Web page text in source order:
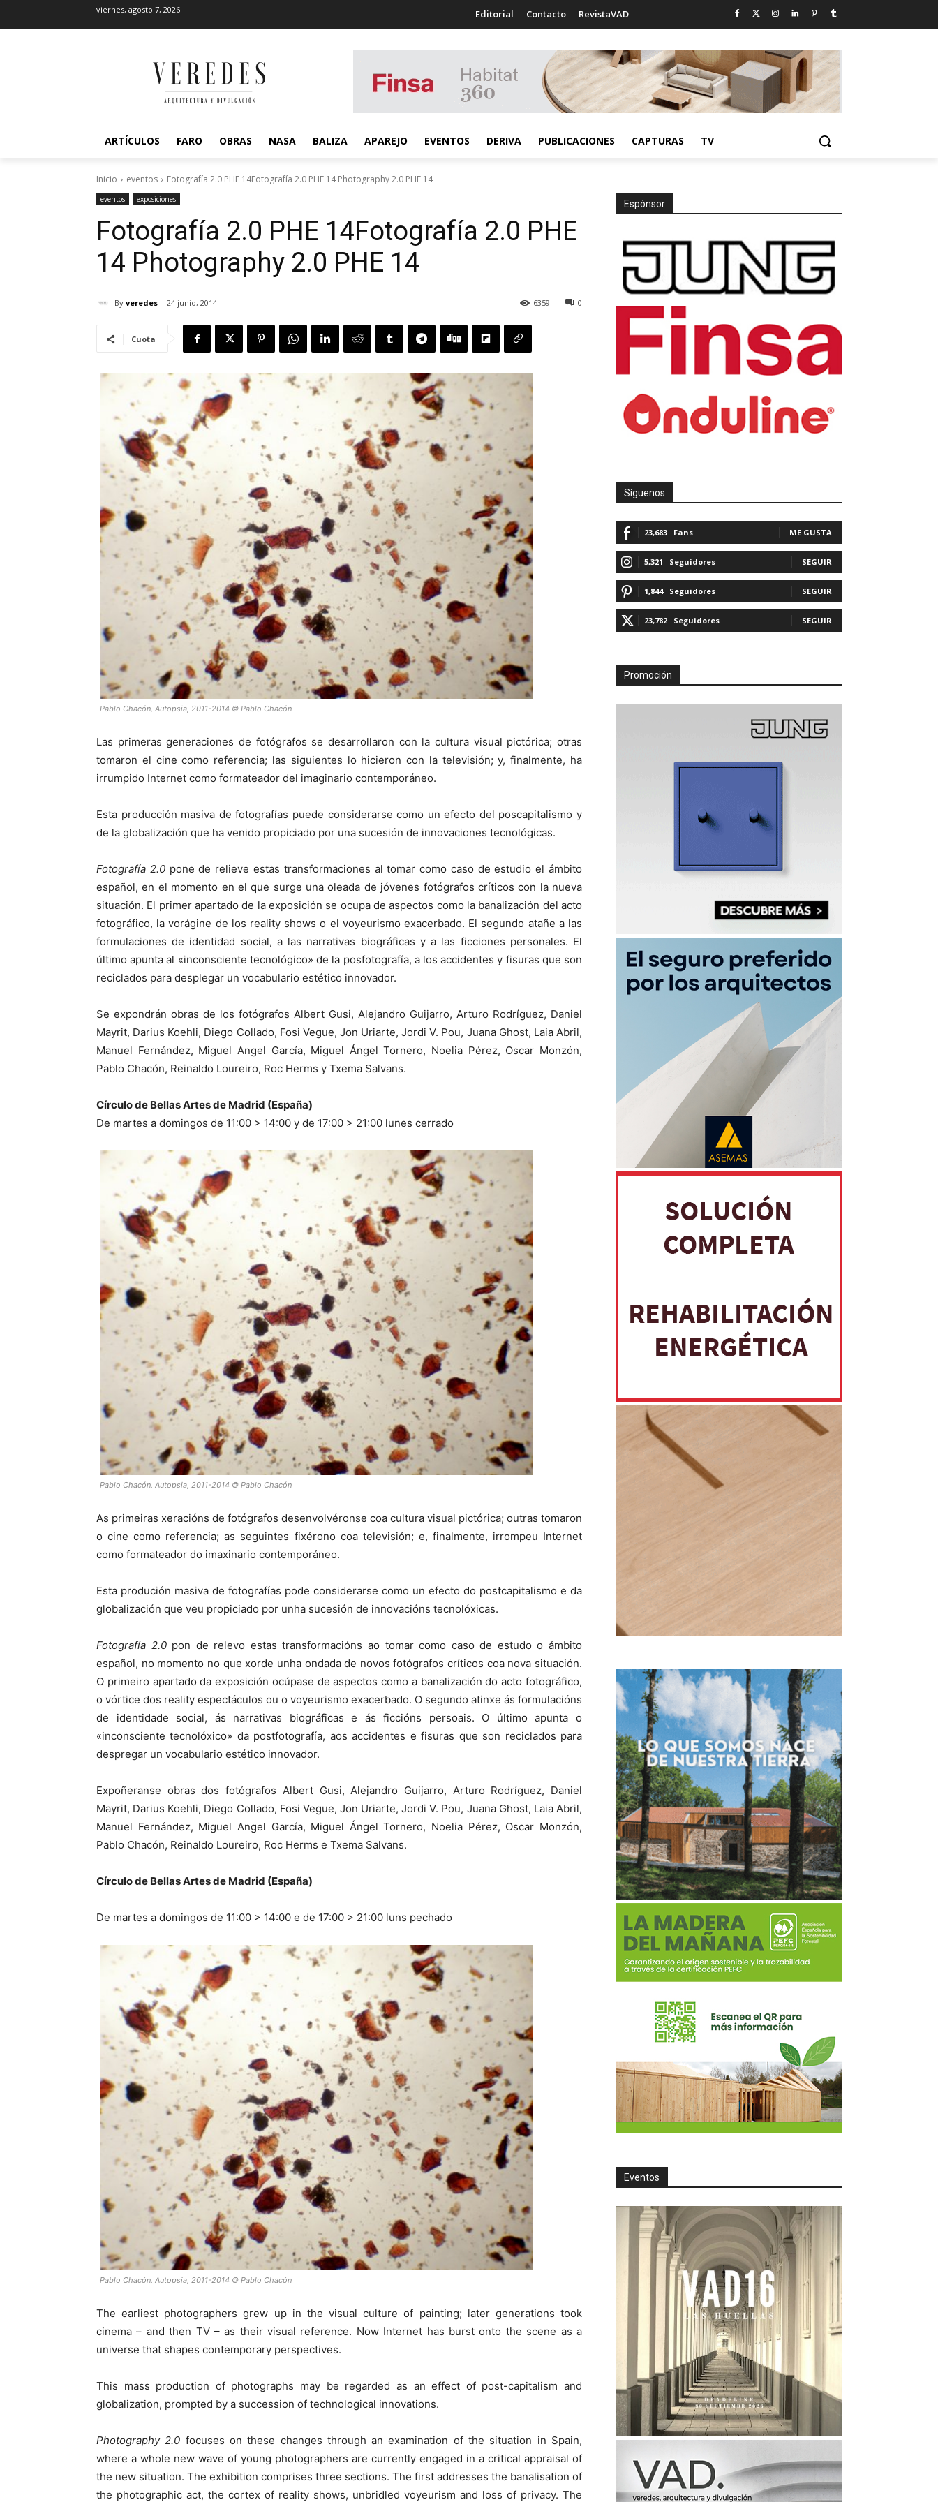
viernes, agosto 7, 2026 Editorial Contacto RevistaVAD
ARTÍCULOS FARO OBRAS NASA BALIZA APAREJO EVENTOS DERIVA PUBLICACIONES CAPTURAS TV
Inicio eventos Fotografía 2.0 PHE 14Fotografía 2.0 PHE 14 Photography 2.0 PHE 14
eventos exposiciones
Fotografía 2.0 PHE 14Fotografía 2.0 PHE
14 Photography 2.0 PHE 14
By veredes 24 junio, 2014 0
6359
Cuota
Pablo Chacón, Autopsia, 2011-2014 © Pablo Chacón
Las primeras generaciones de fotógrafos se desarrollaron con la cultura visual pictórica; otras
tomaron el cine como referencia; las siguientes lo hicieron con la televisión; y, finalmente, ha
irrumpido Internet como formateador del imaginario contemporáneo.
Esta producción masiva de fotografías puede considerarse como un efecto del poscapitalismo y
de la globalización que ha venido propiciado por una sucesión de innovaciones tecnológicas.
Fotografía 2.0pone de relieve estas transformaciones al tomar como caso de estudio el ámbito
español, en el momento en el que surge una oleada de jóvenes fotógrafos críticos con la nueva
situación. El primer apartado de la exposición se ocupa de aspectos como la banalización del acto
fotográfico, la vorágine de los reality shows o el voyeurismo exacerbado. El segundo atañe a las
formulaciones de identidad social, a las narrativas biográficas y a las ficciones personales. El
último apunta al «inconsciente tecnológico» de la posfotografía, a los accidentes y fisuras que son
reciclados para desplegar un vocabulario estético innovador.
Se expondrán obras de los fotógrafos Albert Gusi, Alejandro Guijarro, Arturo Rodríguez, Daniel
Mayrit, Darius Koehli, Diego Collado, Fosi Vegue, Jon Uriarte, Jordi V. Pou, Juana Ghost, Laia Abril,
Manuel Fernández, Miguel Angel García, Miguel Ángel Tornero, Noelia Pérez, Oscar Monzón,
Pablo Chacón, Reinaldo Loureiro, Roc Herms y Txema Salvans.
Círculo de Bellas Artes de Madrid (España)
De martes a domingos de 11:00 > 14:00 y de 17:00 > 21:00 lunes cerrado
Pablo Chacón, Autopsia, 2011-2014 © Pablo Chacón
As primeiras xeracións de fotógrafos desenvolvéronse coa cultura visual pictórica; outras tomaron
o cine como referencia; as seguintes fixérono coa televisión; e, finalmente, irrompeu Internet
como formateador do imaxinario contemporáneo.
Esta produción masiva de fotografías pode considerarse como un efecto do postcapitalismo e da
globalización que veu propiciado por unha sucesión de innovacións tecnolóxicas.
Fotografía 2.0pon de relevo estas transformacións ao tomar como caso de estudo o ámbito
español, no momento no que xorde unha ondada de novos fotógrafos críticos coa nova situación.
O primeiro apartado da exposición ocúpase de aspectos como a banalización do acto fotográfico,
o vórtice dos reality espectáculos ou o voyeurismo exacerbado. O segundo atinxe ás formulacións
de identidade social, ás narrativas biográficas e ás ficcións persoais. O último apunta o
«inconsciente tecnolóxico» da postfotografía, aos accidentes e fisuras que son reciclados para
despregar un vocabulario estético innovador.
Expoñeranse obras dos fotógrafos Albert Gusi, Alejandro Guijarro, Arturo Rodríguez, Daniel
Mayrit, Darius Koehli, Diego Collado, Fosi Vegue, Jon Uriarte, Jordi V. Pou, Juana Ghost, Laia Abril,
Manuel Fernández, Miguel Angel García, Miguel Ángel Tornero, Noelia Pérez, Oscar Monzón,
Pablo Chacón, Reinaldo Loureiro, Roc Herms e Txema Salvans.
Círculo de Bellas Artes de Madrid (España)
De martes a domingos de 11:00 > 14:00 e de 17:00 > 21:00 luns pechado
Pablo Chacón, Autopsia, 2011-2014 © Pablo Chacón
The earliest photographers grew up in the visual culture of painting; later generations took
cinema – and then TV – as their visual reference. Now Internet has burst onto the scene as a
universe that shapes contemporary perspectives.
This mass production of photographs may be regarded as an effect of post-capitalism and
globalization, prompted by a succession of technological innovations.
Photography 2.0 focuses on these changes through an examination of the situation in Spain,
where a whole new wave of young photographers are currently engaged in a critical appraisal of
the new situation. The exhibition comprises three sections. The first addresses the banalisation of
the photographic act, the cortex of reality shows, unbridled voyeurism and loss of privacy. The
Espónsor
Síguenos
23,683 Fans ME GUSTA
5,321 Seguidores SEGUIR
1,844 Seguidores SEGUIR
23,782 Seguidores SEGUIR
Promoción
Eventos